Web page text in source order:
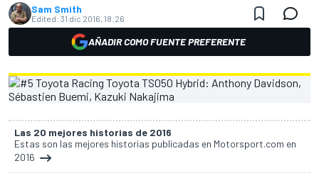
Sam Smith
Edited: 31 dic 2016, 18:26
AÑADIR COMO FUENTE PREFERENTE
Las 20 mejores historias de 2016
Estas son las mejores historias publicadas en Motorsport.com en
2016